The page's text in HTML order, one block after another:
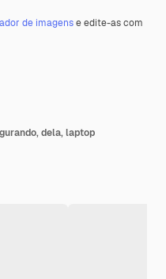
de imagense edite-as com
dela, laptop